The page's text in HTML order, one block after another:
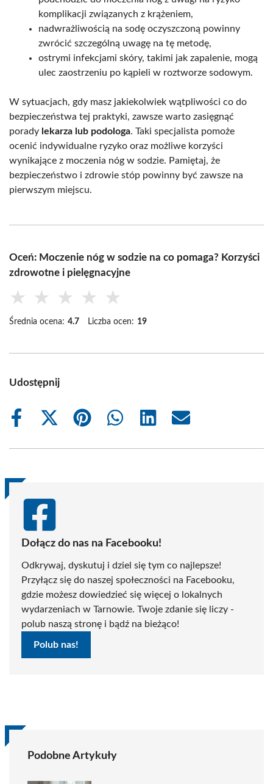
komplikacji związanych z krążeniem,
nadwrażliwością na sodę oczyszczoną powinny
zwrócić szczególną uwagę na tę metodę,
ostrymi infekcjami skóry, takimi jak zapalenie, mogą
ulec zaostrzeniu po kąpieli w roztworze sodowym.
W sytuacjach, gdy masz jakiekolwiek wątpliwości co do
bezpieczeństwa tej praktyki, zawsze warto zasięgnąć
porady lekarza lub podologa. Taki specjalista pomoże
ocenić indywidualne ryzyko oraz możliwe korzyści
wynikające z moczenia nóg w sodzie. Pamiętaj, że
bezpieczeństwo i zdrowie stóp powinny być zawsze na
pierwszym miejscu.
Oceń: Moczenie nóg w sodzie na co pomaga? Korzyści
zdrowotne i pielęgnacyjne
★ ★ ★ ★ ★
Średnia ocena: 4.7 Liczba ocen: 19
Udostępnij
Share
Share
(Twitter)
Share
Share
Share
Share
Dołącz do nas na Facebooku!
Odkrywaj, dyskutuj i dziel się tym co najlepsze!
Przyłącz się do naszej społeczności na Facebooku,
gdzie możesz dowiedzieć się więcej o lokalnych
wydarzeniach w Tarnowie. Twoje zdanie się liczy -
polub naszą stronę i bądź na bieżąco!
Polub nas!
Podobne Artykuły